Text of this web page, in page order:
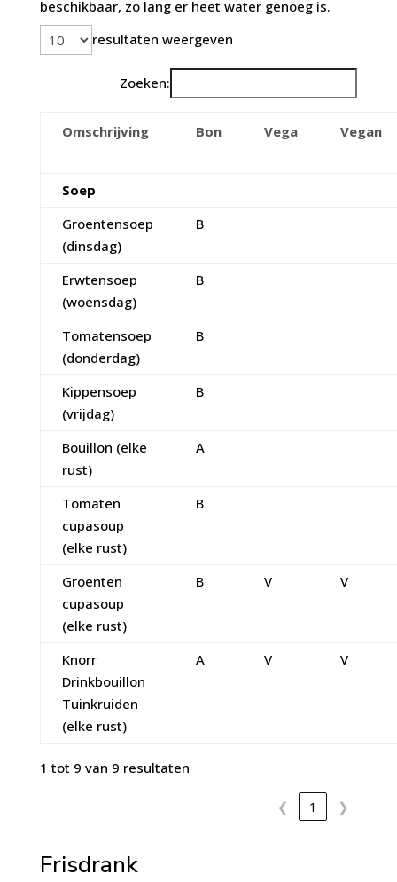
beschikbaar, zo lang er heet water genoeg is.
resultaten weergeven
Zoeken:
Omschrijving Bon Vega Vegan
Soep
Groentensoep
(dinsdag)
B
Erwtensoep
(woensdag)
B
Tomatensoep
(donderdag)
B
Kippensoep
(vrijdag)
B
Bouillon (elke
rust)
A
Tomaten
cupasoup
(elke rust)
B
Groenten
cupasoup
(elke rust)
B V V
Knorr
Drinkbouillon
Tuinkruiden
(elke rust)
A V V
1 tot 9 van 9 resultaten
❮ 1 ❯
Frisdrank